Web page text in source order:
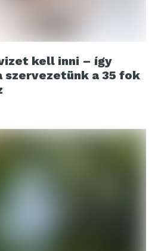
kell inni – így
szervezetünk a 35 fok